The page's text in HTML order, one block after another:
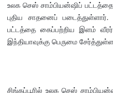
d
a
n
e
l
உலக செஸ் சாம்பியன்ஷிப்
புதிய சாதனைப்
பட்டத்தை கைப்பற்றிய இளம் வீரர்
இந்தியாவுக்கு பெருமை
சிங்கப்பூரில் உலக செஸ்